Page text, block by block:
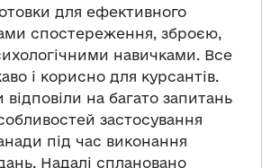
для ефективного
спостереження, зброєю,
навичками. Все
і корисно для курсантів.
відповіли на багато запитань
застосування
під час виконання
Надалі сплановано